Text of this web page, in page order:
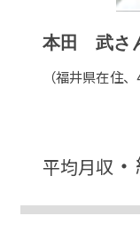
本田 武
（福井県在住、
平均月収